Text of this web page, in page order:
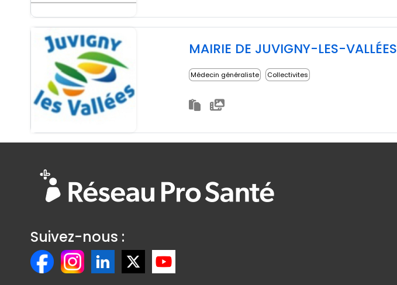
MAIRIE DE JUVIGNY-LES-VALLÉES
Médecin généraliste Collectivites
Suivez-nous :